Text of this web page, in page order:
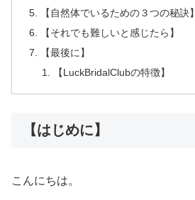
【自然体でいるための３つの秘訣】
【それでも難しいと感じたら】
【最後に】
【LuckBridalClubの特徴】
【はじめに】
こんにちは。